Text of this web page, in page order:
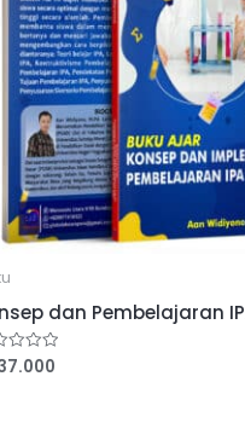
dan Pembelajaran